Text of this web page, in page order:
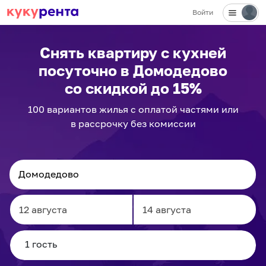
Войти
Снять квартиру с кухней
посуточно в Домодедово
со скидкой до 15%
100 вариантовжилья с оплатой частями или
в рассрочку без комиссии
Navigate
forward
to
Navigate
to
✕